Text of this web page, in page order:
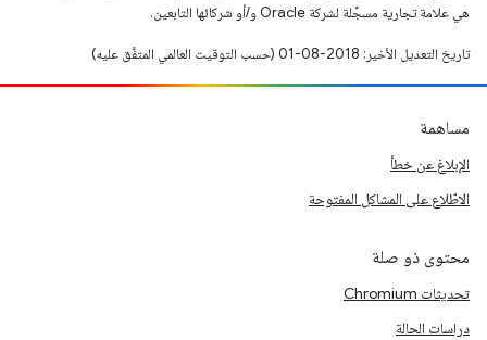
هي علامة تجارية مسجَّلة لشركة Oracle و/أو شركائها التابعين.
تاريخ التعديل الأخير: 2018-08-01 (حسب التوقيت العالمي المتفَّق عليه)
مساهمة
الإبلاغ عن خطأ
الاطّلاع على المشاكل المفتوحة
محتوى ذو صلة
تحديثات Chromium
دراسات الحالة